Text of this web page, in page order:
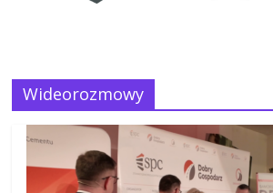
Wideorozmowy